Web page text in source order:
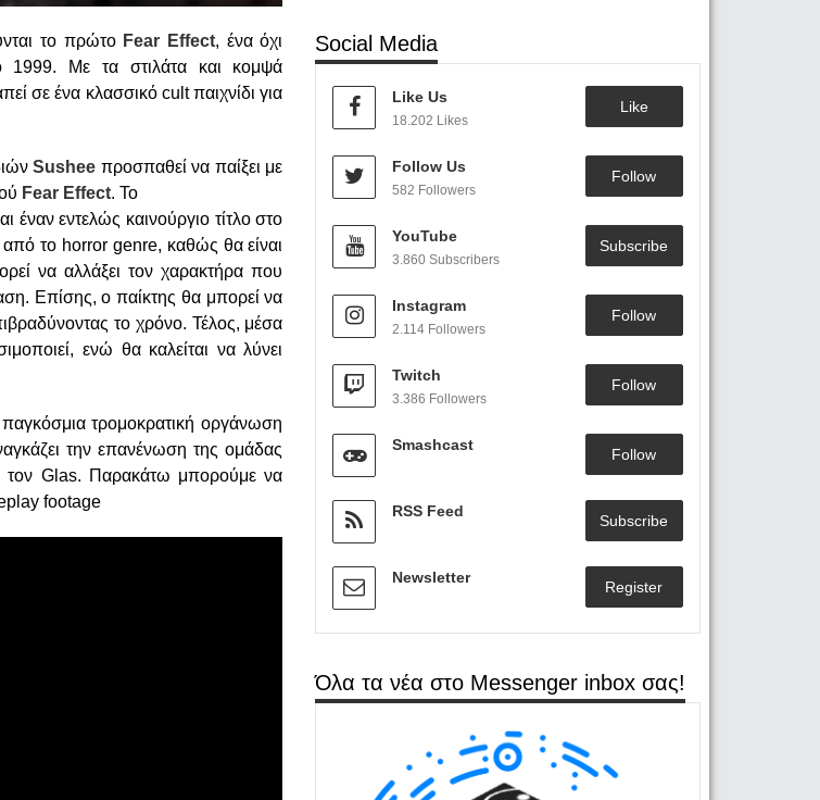
το πρώτο Fear Effect, ένα όχι
1999. Με τα στιλάτα και κομψά
σε ένα κλασσικό cult παιχνίδι για
Sushee προσπαθεί να παίξει με
Fear Effect. Το
έναν εντελώς καινούργιο τίτλο στο
από το horror genre, καθώς θα είναι
να αλλάξει τον χαρακτήρα που
Επίσης, ο παίκτης θα μπορεί να
το χρόνο. Τέλος, μέσα
ενώ θα καλείται να λύνει
τρομοκρατική οργάνωση
την επανένωση της ομάδας
τον Glas. Παρακάτω μπορούμε να
footage
Social Media
Like Us
18.202 Likes
Like
Follow Us
582 Followers
Follow
YouTube
3.860 Subscribers
Subscribe
Instagram
2.114 Followers
Follow
Twitch
3.386 Followers
Follow
Smashcast
Follow
RSS Feed
Subscribe
Newsletter
Register
Όλα τα νέα στο Messenger inbox σας!